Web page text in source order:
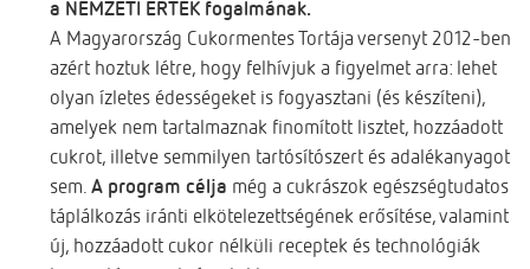
a NEMZETI ÉRTÉK fogalmának.
A Magyarország Cukormentes Tortája versenyt 2012-ben
azért hoztuk létre, hogy felhívjuk a figyelmet arra: lehet
olyan ízletes édességeket is fogyasztani (és készíteni),
amelyek nem tartalmaznak finomított lisztet, hozzáadott
cukrot, illetve semmilyen tartósítószert és adalékanyagot
sem. A program célja még a cukrászok egészségtudatos
táplálkozás iránti elkötelezettségének erősítése, valamint
új, hozzáadott cukor nélküli receptek és technológiák